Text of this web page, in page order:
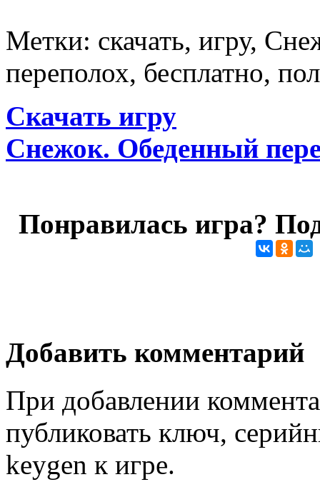
Метки: скачать, игру,
переполох, бесплатно,
Скачать игру
Снежок. Обеденный
Понравилась игра?
Добавить комментарий
При добавлении
публиковать ключ,
keygen к игре.